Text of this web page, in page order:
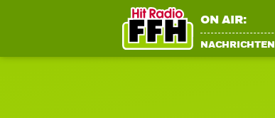
ON AIR:
NACHRICHTEN